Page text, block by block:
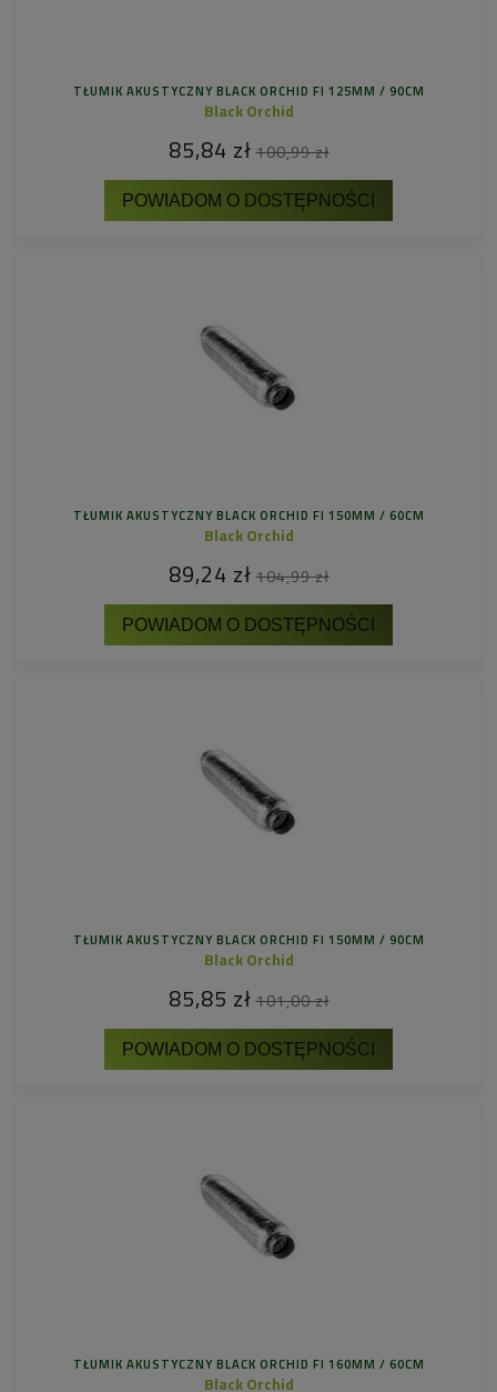
TŁUMIK AKUSTYCZNY BLACK ORCHID FI 125MM / 90CM
Black Orchid
85,84 zł 100,99 zł
POWIADOM O DOSTĘPNOŚCI
TŁUMIK AKUSTYCZNY BLACK ORCHID FI 150MM / 60CM
Black Orchid
89,24 zł 104,99 zł
POWIADOM O DOSTĘPNOŚCI
TŁUMIK AKUSTYCZNY BLACK ORCHID FI 150MM / 90CM
Black Orchid
85,85 zł 101,00 zł
POWIADOM O DOSTĘPNOŚCI
TŁUMIK AKUSTYCZNY BLACK ORCHID FI 160MM / 60CM
Black Orchid